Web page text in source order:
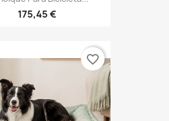
175,45 €
favorite_border